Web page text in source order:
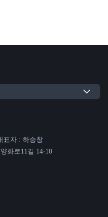
표자 : 하승창
화로11길 14-10